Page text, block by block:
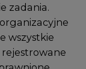
zadania.
wszystkie
rejestrowane